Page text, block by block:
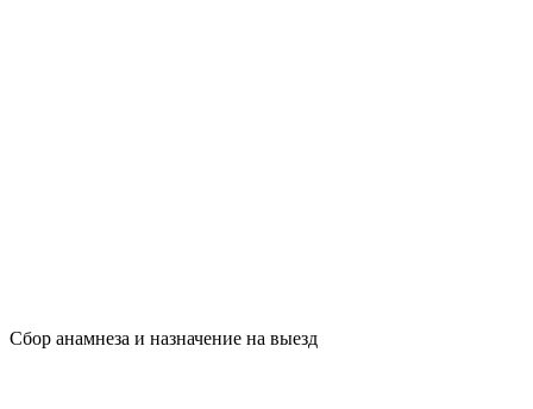
Сбор анамнеза и назначение на выезд